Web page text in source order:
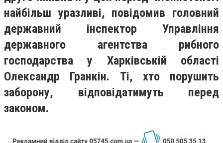
найбільш уразливі, повідомив головний
державний інспектор Управління
державного агентства рибного
господарства у Харківській області
Олександр Гранкін. Ті, хто порушить
заборону, відповідатимуть перед
законом.